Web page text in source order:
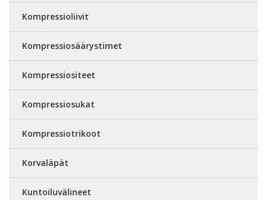
Kompressioliivit
Kompressiosäärystimet
Kompressiositeet
Kompressiosukat
Kompressiotrikoot
Korvaläpät
Kuntoiluvälineet